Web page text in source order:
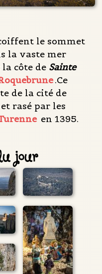
le sommet
la vaste mer
côte de Sainte
.Ce
de la cité de
rasé par les
en 1395.
jour